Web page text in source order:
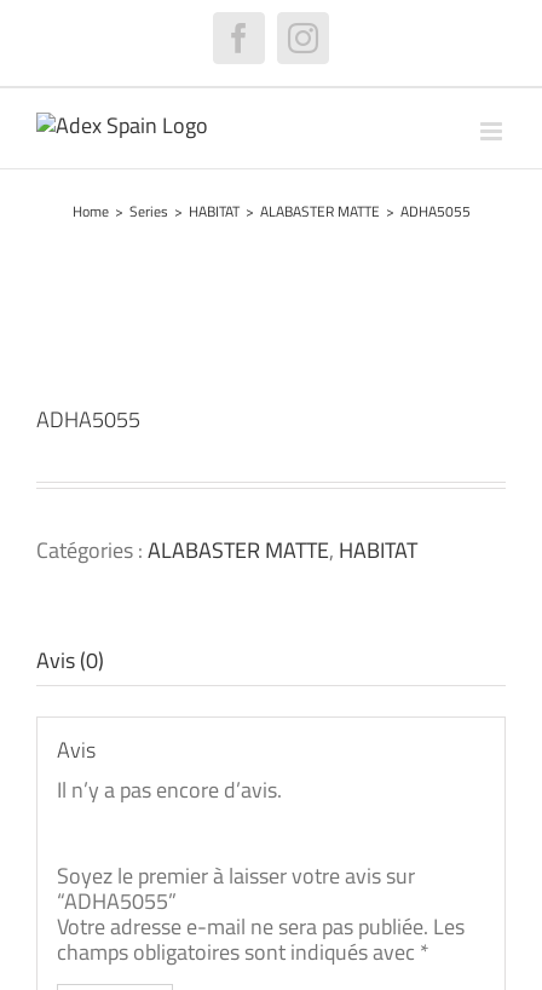
FacebookInstagram
Home > Series > HABITAT > ALABASTER MATTE > ADHA5055
ADHA5055
Catégories :ALABASTER MATTE, HABITAT
Avis (0)
Avis
Il n’y a pas encore d’avis.
Soyez le premier à laisser votre avis sur
“ADHA5055”
Votre adresse e-mail ne sera pas publiée. Les
champs obligatoires sont indiqués avec *